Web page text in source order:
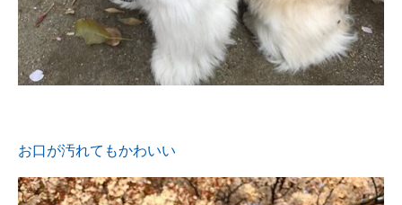
お口が汚れてもかわいい